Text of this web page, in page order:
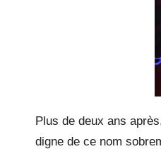
Plus de deux ans
digne de ce nom